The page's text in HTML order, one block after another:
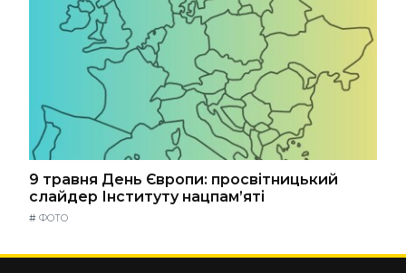
9 травня День Європи: просвітницький
слайдер Інституту нацпам’яті
# ФОТО